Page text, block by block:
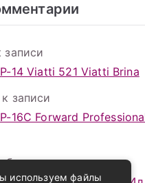
записи
14 Viatti 521 Viatti Brina
к записи
16С Forward
к записи
используем файлы